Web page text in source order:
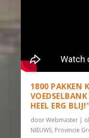
1800 PAKKEN
HEEL ERG
doorWebmaster|
NIEUWS, Provincie